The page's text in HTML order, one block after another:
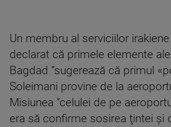
Un membru al serviciilor
declarat că primele elemente
Bagdad ”sugerează că primul
Soleimani provine de la
Misiunea ”celulei de pe
era să confirme sosirea ţintei şi